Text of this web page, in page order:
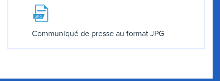
Communiqué de presse au format JPG